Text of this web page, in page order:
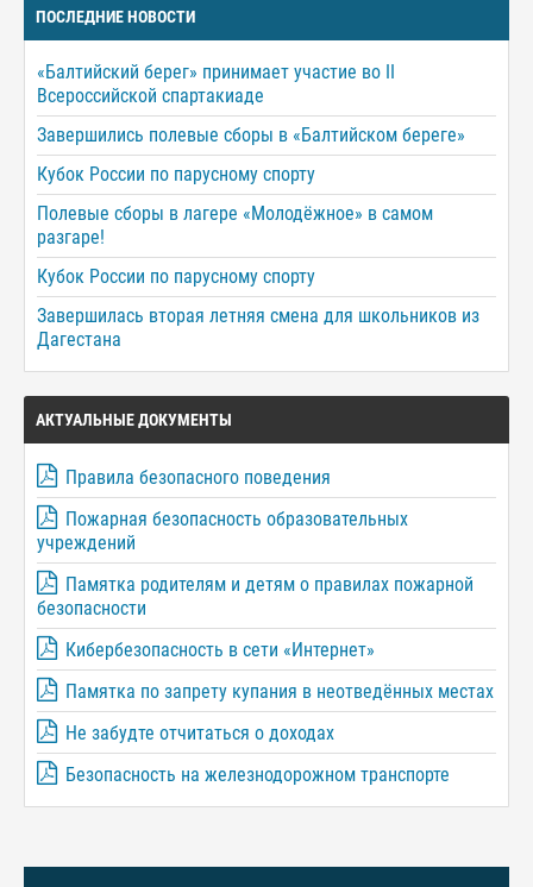
ПОСЛЕДНИЕ НОВОСТИ
«Балтийский берег» принимает участие во II
Всероссийской спартакиаде
Завершились полевые сборы в «Балтийском береге»
Кубок России по парусному спорту
Полевые сборы в лагере «Молодёжное» в самом
разгаре!
Кубок России по парусному спорту
Завершилась вторая летняя смена для школьников из
Дагестана
АКТУАЛЬНЫЕ ДОКУМЕНТЫ
Правила безопасного поведения
Пожарная безопасность образовательных
учреждений
Памятка родителям и детям о правилах пожарной
безопасности
Кибербезопасность в сети «Интернет»
Памятка по запрету купания в неотведённых местах
Не забудте отчитаться о доходах
Безопасность на железнодорожном транспорте